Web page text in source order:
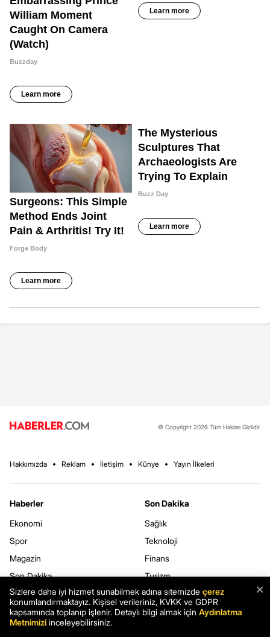
© Copyright 2026 Tüm Hakları Gizlidir.
Hakkımızda Reklam İletişim Künye Yayın İlkeleri
Haberler
Ekonomi
Spor
Magazin
Son Dakika
Kripto
3.Sayfa
Dünya
Son Dakika
Sağlık
Teknoloji
Finans
Turizm
Yazarlar
Yerel Haberler
×
Sizlere daha iyi hizmet sunabilmek adına sitemizde çerez
konumlandırmaktayız. Kişisel verileriniz, KVKK ve GDPR
kapsamında toplanıp işlenir. Detaylı bilgi almak için Aydınlatma
Metnimizi inceleyebilirsiniz.